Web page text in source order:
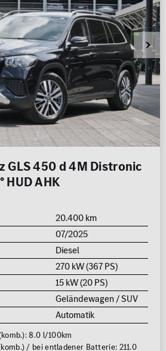
GLS 450 d 4M Distronic
HUD AHK
20.400 km
07/2025
Diesel
270 kW (367 PS)
15 kW (20 PS)
Geländewagen / SUV
Automatik
8.0 l/100km
/ bei entladener Batterie: 211.0